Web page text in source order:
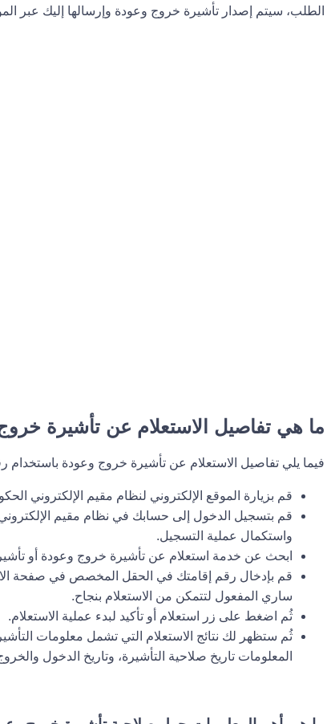
الطلب، سيتم إصدار تأشيرة خروج وعودة وإرسالها إليك عبر
ما هي تفاصيل الاستعلام عن تأشيرة
فيما يلي تفاصيل الاستعلام عن تأشيرة خروج وعودة باستخدام
قم بزيارة الموقع الإلكتروني لنظام مقيم الإلكتروني
قم بتسجيل الدخول إلى حسابك في نظام مقيم
واستكمال عملية التسجيل.
ابحث عن خدمة استعلام عن تأشيرة خروج وعودة أو
قم بإدخال رقم إقامتك في الحقل المخصص في صفحة
ساري المفعول لتتمكن من الاستعلام بنجاح.
ثُم اضغط على زر استعلام أو تأكيد لبدء عملية الاستعلام.
ثُم ستظهر لك نتائج الاستعلام التي تشمل معلومات
المعلومات تاريخ صلاحية التأشيرة، وتاريخ الدخول